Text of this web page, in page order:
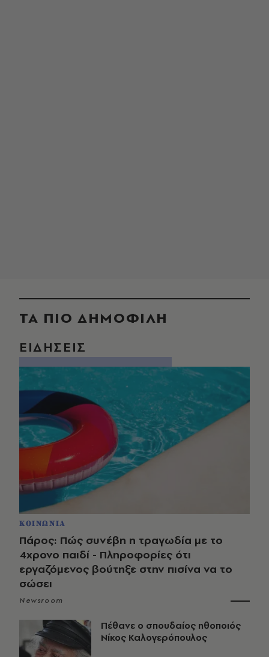
ΤΑ ΠΙΟ ΔΗΜΟΦΙΛΗ
ΕΙΔΗΣΕΙΣ
ΚΟΙΝΩΝΙΑ
Πάρος: Πώς συνέβη η τραγωδία με το
4χρονο παιδί - Πληροφορίες ότι
εργαζόμενος βούτηξε στην πισίνα να το
σώσει
Newsroom
Πέθανε ο σπουδαίος ηθοποιός
Νίκος Καλογερόπουλος